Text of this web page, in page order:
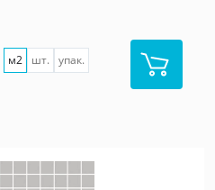
м2 шт. упак.